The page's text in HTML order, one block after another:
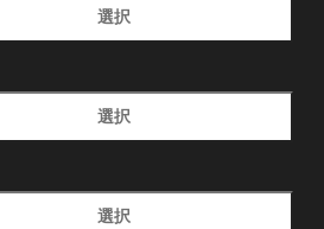
選択
選択
選択